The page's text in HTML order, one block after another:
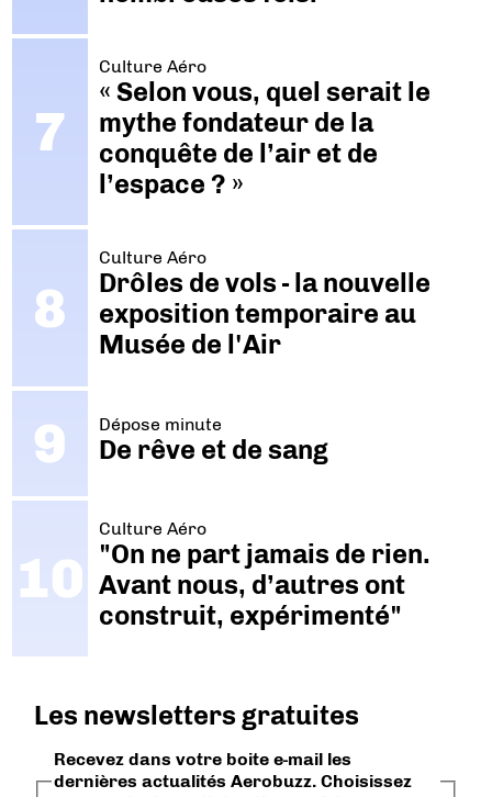
Culture Aéro
« Selon vous, quel serait le
mythe fondateur de la
conquête de l’air et de
l’espace ? »
Culture Aéro
Drôles de vols - la nouvelle
exposition temporaire au
Musée de l'Air
Dépose minute
De rêve et de sang
Culture Aéro
"On ne part jamais de rien.
Avant nous, d’autres ont
construit, expérimenté"
Les newsletters gratuites
Recevez dans votre boite e-mail les
dernières actualités Aerobuzz. Choisissez